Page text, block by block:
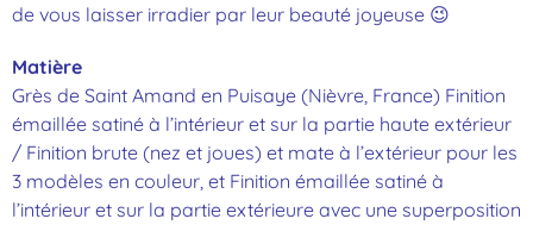
de vous laisser irradier par leur beauté joyeuse 😉
Matière
Grès de Saint Amand en Puisaye (Nièvre, France) Finition
émaillée satiné à l’intérieur et sur la partie haute extérieur
/ Finition brute (nez et joues) et mate à l’extérieur pour les
3 modèles en couleur, et Finition émaillée satiné à
l’intérieur et sur la partie extérieure avec une superposition